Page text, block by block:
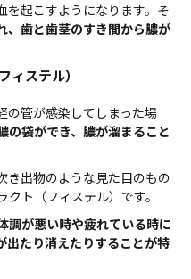
を起こすようになります。そ
、歯と歯茎のすき間から膿が
ィステル）
の管が感染してしまった場
の袋ができ、膿が溜まること
き出物のような見た目のもの
ト（フィステル）です。
調が悪い時や疲れている時に
出たり消えたりすることが特